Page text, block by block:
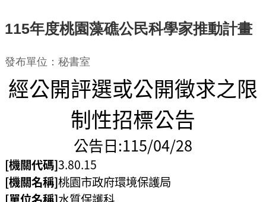
關
我
們
環
境
115年度桃園藻礁公民科學家推動計畫
發布單位：秘書室
經公開評選或公開徵求之限
制性招標公告
公告日:115/04/28
[機關代碼]3.80.15
[機關名稱]桃園市政府環境保護局